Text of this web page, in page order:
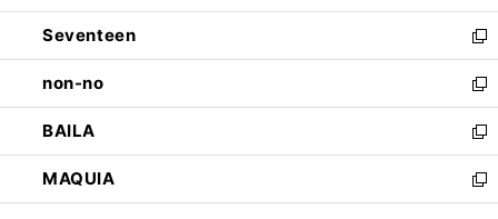
開
く
ウ
で
開
く
ン
ド
ウ
で
開
く
Seventeen
新
し
い
ウ
ィ
ン
ド
ウ
non-no
新
し
い
ウ
ィ
ン
BAILA
新
し
い
ウ
MAQUIA
新
し